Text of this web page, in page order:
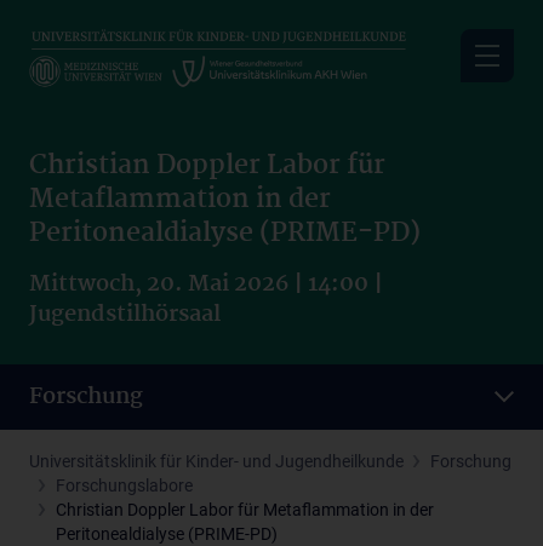
main
Christian Doppler Labor für
Metaflammation in der
Peritonealdialyse (PRIME-PD)
Mittwoch, 20. Mai 2026 | 14:00 |
Jugendstilhörsaal
Forschung
Universitätsklinik für Kinder- und Jugendheilkunde
Forschung
Forschungslabore
Christian Doppler Labor für Metaflammation in der
Peritonealdialyse (PRIME-PD)